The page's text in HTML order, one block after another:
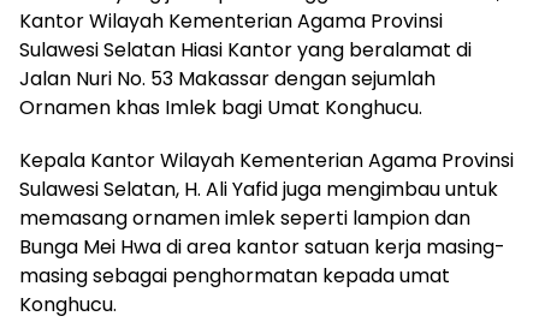
Kantor Wilayah Kementerian Agama Provinsi
Sulawesi Selatan Hiasi Kantor yang beralamat di
Jalan Nuri No. 53 Makassar dengan sejumlah
Ornamen khas Imlek bagi Umat Konghucu.
Kepala Kantor Wilayah Kementerian Agama Provinsi
Sulawesi Selatan, H. Ali Yafid juga mengimbau untuk
memasang ornamen imlek seperti lampion dan
Bunga Mei Hwa di area kantor satuan kerja masing-
masing sebagai penghormatan kepada umat
Konghucu.